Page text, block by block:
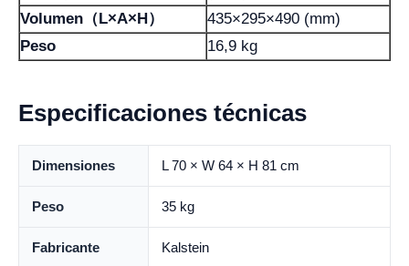
Volumen（L×A×H）
435×295×490 (mm)
Peso
16,9 kg
Especificaciones técnicas
Dimensiones L 70 × W 64 × H 81 cm
Peso 35 kg
Fabricante Kalstein